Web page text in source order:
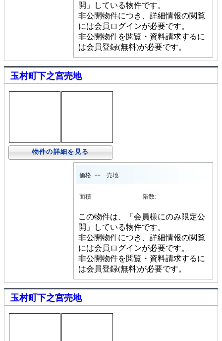
開」している物件です。
非公開物件につき、詳細情報の閲覧
には会員ログインが必要です。
非公開物件を閲覧・資料請求するに
は会員登録(無料)が必要です。
玉村町下之宮売地
物件の詳細を見る
価格 -- 売地
面積 階数:
この物件は、「会員様にのみ限定公
開」している物件です。
非公開物件につき、詳細情報の閲覧
には会員ログインが必要です。
非公開物件を閲覧・資料請求するに
は会員登録(無料)が必要です。
玉村町下之宮売地